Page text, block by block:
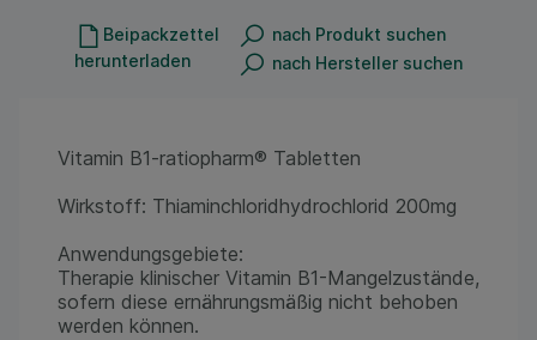
Beipackzettel
herunterladen
nach Produkt suchen
nach Hersteller suchen
Vitamin B1-ratiopharm® Tabletten
Wirkstoff: Thiaminchloridhydrochlorid 200mg
Anwendungsgebiete:
Therapie klinischer Vitamin B1-Mangelzustände,
sofern diese ernährungsmäßig nicht behoben
werden können.